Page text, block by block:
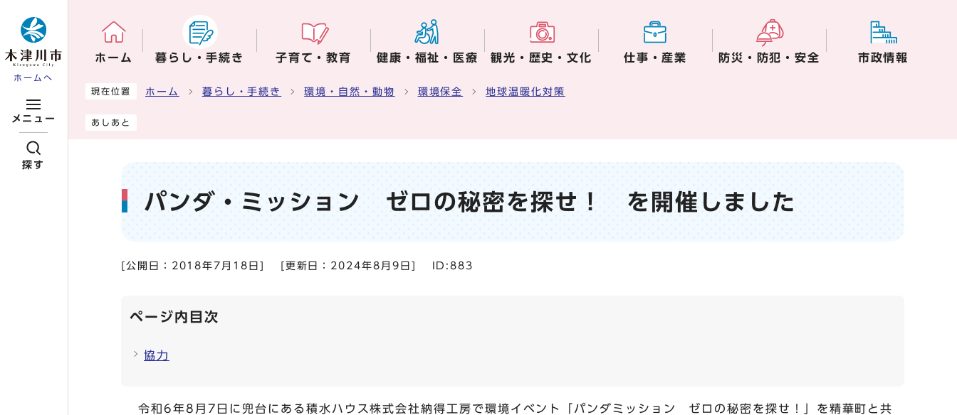
ホームへ
メニュー
探す
ホーム 暮らし・手続き 子育て・教育 健康・福祉・医療 観光・歴史・文化 仕事・産業 防災・防犯・安全 市政情報
ここから本文です
現在位置 ホーム 暮らし・手続き 環境・自然・動物 環境保全 地球温暖化対策
あしあと
パンダ・ミッション ゼロの秘密を探せ！ を開催しました
[公開日： 2018年7月18日 [更新日： 2024年8月9日 ID:883
ページ内目次
協力
令和6年8月7日に兜台にある積水ハウス株式会社納得工房で環境イベント「パンダミッション ゼロの秘密を探せ！」を精華町と共